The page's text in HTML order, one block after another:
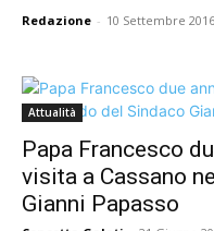
Redazione - 10 Settembre 2016
Attualità
Papa Francesco
visita a Cassano
Gianni Papasso